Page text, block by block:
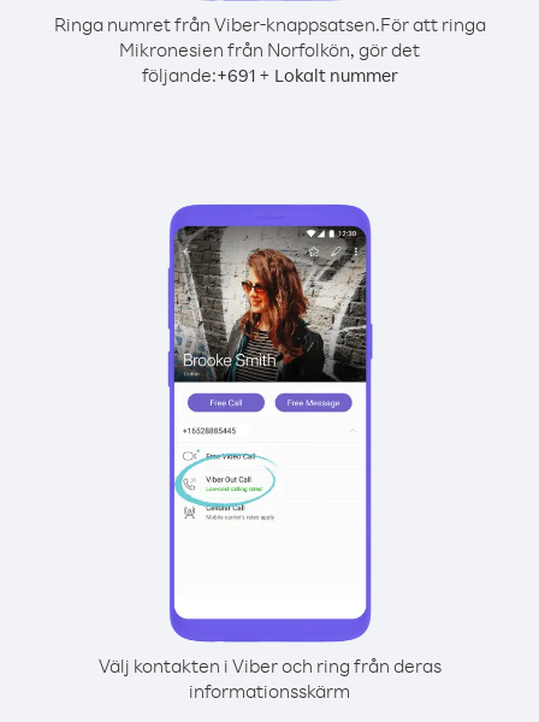
Ringa numret från Viber-knappsatsen.För att ringa
Mikronesien från Norfolkön, gör det
följande:+691+ Lokalt nummer
Välj kontakten i Viber och ring från deras
informationsskärm